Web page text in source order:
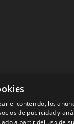
el contenido, los
de publicidad y
a partir del uso de